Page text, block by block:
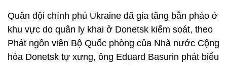
Quân đội chính phủ Ukraine đã gia tăng bắn pháo ở
khu vực do quân ly khai ở Donetsk kiểm soát, theo
Phát ngôn viên Bộ Quốc phòng của Nhà nước Cộng
hòa Donetsk tự xưng, ông Eduard Basurin phát biểu